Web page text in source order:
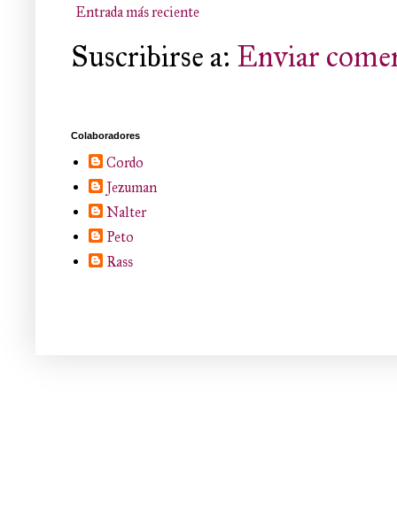
Entrada más reciente
Suscribirse a: Enviar
Colaboradores
Cordo
Jezuman
Nalter
Peto
Rass